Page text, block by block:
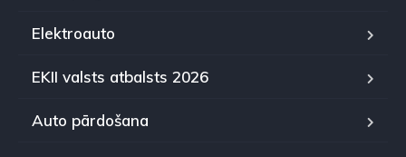
Elektroauto
EKII valsts atbalsts 2026
Auto pārdošana